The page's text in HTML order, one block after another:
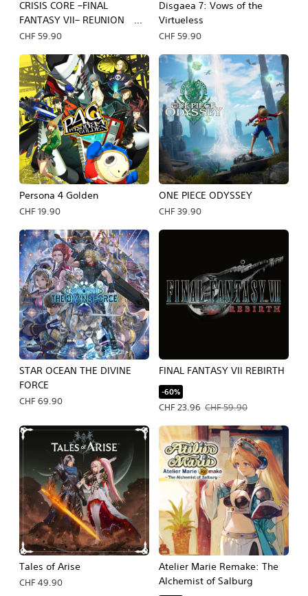
CRISIS CORE –FINAL
FANTASY VII– REUNION
PS4 & PS5
CHF 59.90
Disgaea 7: Vows of the
Virtueless
CHF 59.90
Persona 4 Golden
CHF 19.90
ONE PIECE ODYSSEY
CHF 39.90
STAR OCEAN THE DIVINE
FORCE
CHF 69.90
FINAL FANTASY VII REBIRTH
-60%
CHF 23.96
Prezzo in offerta CHF 23.96. Prezzo
CHF 59.90
Tales of Arise
CHF 49.90
Atelier Marie Remake: The
Alchemist of Salburg